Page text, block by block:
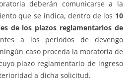
deberán comunicarse a la
que se indica, dentro de los 10
de los plazos reglamentarios de
a los períodos de devengo
caso proceda la moratoria de
plazo reglamentario de ingreso
a dicha solicitud.